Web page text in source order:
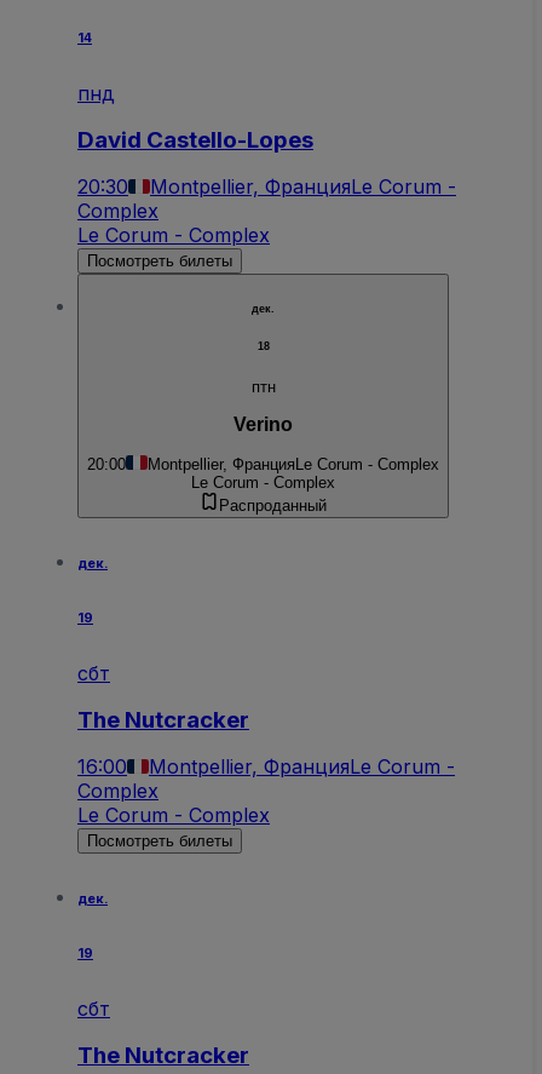
14
пнд
David Castello-Lopes
20:30 Montpellier, ФранцияLe Corum -
Complex
Le Corum - Complex
Посмотреть билеты
дек.
18
птн
Verino
20:00 Montpellier, Франция Le Corum - Complex
Le Corum - Complex
Распроданный
дек.
19
сбт
The Nutcracker
16:00 Montpellier, ФранцияLe Corum -
Complex
Le Corum - Complex
Посмотреть билеты
дек.
19
сбт
The Nutcracker